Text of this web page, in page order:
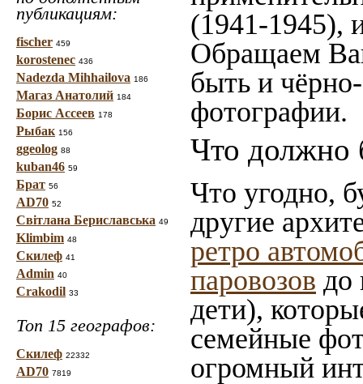
публикациям:
fischer 459
korostenec 436
Nadezda Mihhailova 186
Магаз Анатолий 184
Борис Ассеев 178
Рыбак 156
ggeolog 88
kuban46 59
Брат 56
AD70 52
Світлана Бериславська 49
Klimbim 48
Скилеф 41
Admin 40
Crakodil 33
Топ 15 географов:
Скилеф 22332
AD70 7819
(1941-1945),
Обращаем
быть и
фотографии.
Что должно
Что угодно,
другие
ретро
паровозов до
дети),
семейные
огромный